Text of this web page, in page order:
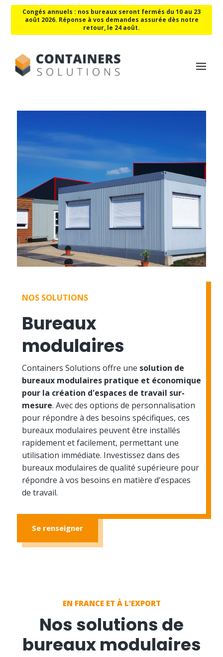
Congés annuels : nos bureaux seront fermés du 10 au 23
août 2026. Réponse à vos demandes assurée dès notre
retour, le 24 août.
NOS SOLUTIONS
Bureaux
modulaires
Containers Solutions offre une solution de
bureaux modulaires pratique et économique
pour la création d'espaces de travail sur-
mesure. Avec des options de personnalisation
pour répondre à des besoins spécifiques, ces
bureaux modulaires peuvent être installés
rapidement et facilement, permettant une
utilisation immédiate. Investissez dans des
bureaux modulaires de qualité supérieure pour
répondre à vos besoins en matière d'espaces
de travail.
Se renseigner
EN FRANCE ET À L'EXPORT
Nos solutions de
bureaux modulaires